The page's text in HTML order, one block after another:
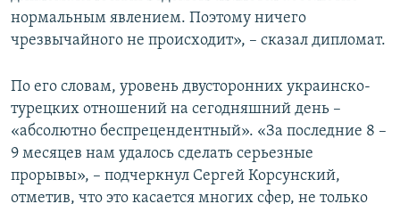
нормальным явлением. Поэтому ничего
чрезвычайного не происходит», – сказал дипломат.
По его словам, уровень двусторонних украинско-
турецких отношений на сегодняшний день –
«абсолютно беспрецендентный». «За последние 8 –
9 месяцев нам удалось сделать серьезные
прорывы», – подчеркнул Сергей Корсунский,
отметив, что это касается многих сфер, не только